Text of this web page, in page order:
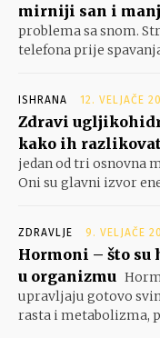
mirniji san i
problema sa snom.
telefona prije
ISHRANA 12. VELJAČE
Zdravi
kako ih
jedan od tri osnovna
Oni su glavni izvor
ZDRAVLJE 9. VELJAČE
Hormoni – što
u organizmu
upravljaju gotovo
rasta i metabolizma,